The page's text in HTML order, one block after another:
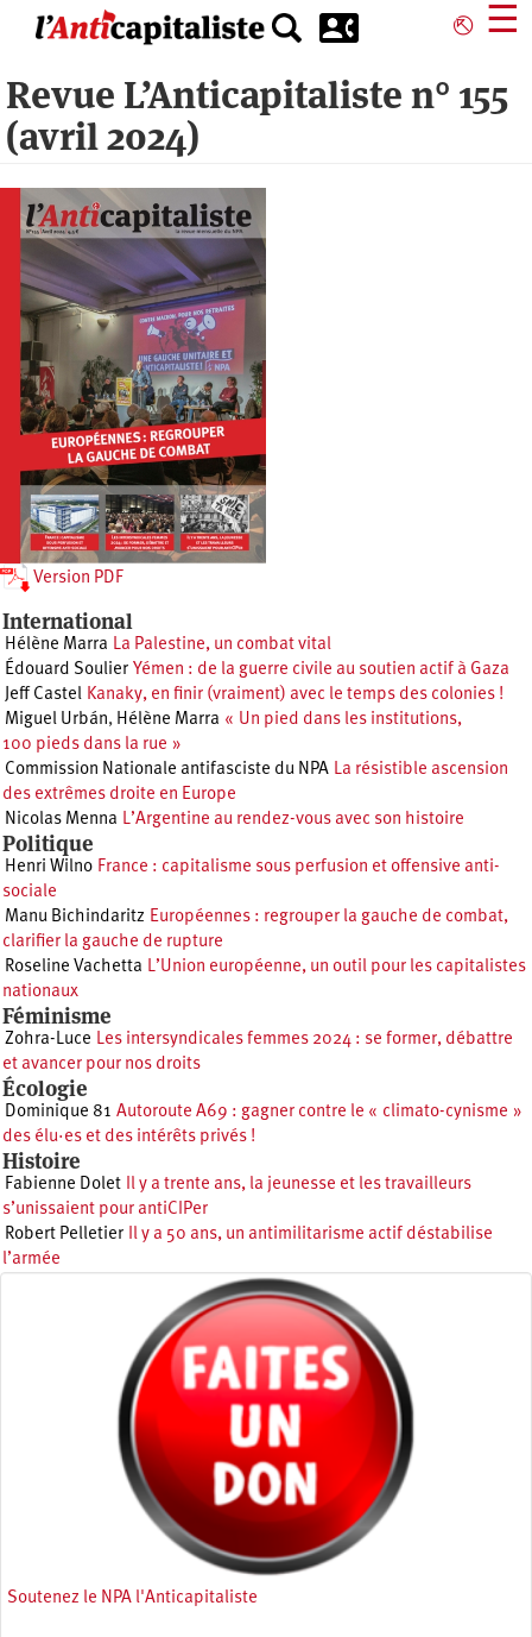
principal
⎋ ☰
Revue L’Anticapitaliste n° 155
(avril 2024)
Version PDF
International
Hélène Marra La Palestine, un combat vital
Édouard Soulier Yémen : de la guerre civile au soutien actif à Gaza
Jeff Castel Kanaky, en finir (vraiment) avec le temps des colonies !
Miguel Urbán, Hélène Marra « Un pied dans les institutions,
100 pieds dans la rue »
Commission Nationale antifasciste du NPA La résistible ascension
des extrêmes droite en Europe
Nicolas Menna L’Argentine au rendez-vous avec son histoire
Politique
Henri Wilno France : capitalisme sous perfusion et offensive anti-
sociale
Manu Bichindaritz Européennes : regrouper la gauche de combat,
clarifier la gauche de rupture
Roseline Vachetta L’Union européenne, un outil pour les capitalistes
nationaux
Féminisme
Zohra-Luce Les intersyndicales femmes 2024 : se former, débattre
et avancer pour nos droits
Écologie
Dominique 81 Autoroute A69 : gagner contre le « climato-cynisme »
des élu·es et des intérêts privés !
Histoire
Fabienne Dolet Il y a trente ans, la jeunesse et les travailleurs
s’unissaient pour antiCIPer
Robert Pelletier Il y a 50 ans, un antimilitarisme actif déstabilise
l’armée
Soutenez le NPA l'Anticapitaliste